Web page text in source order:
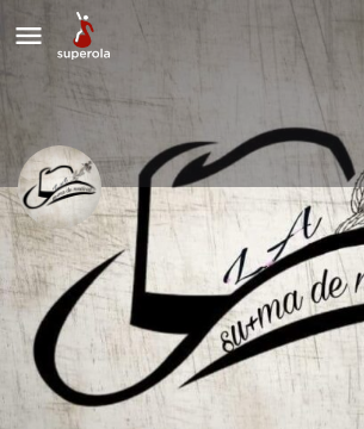
Tecnobanda La
Estamos disponibles para todo tipo de
Llama Ahora
Perfil Explorar los Videos